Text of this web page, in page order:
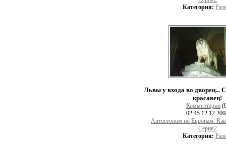
Категория:
Львы у входа во дворец...
красавец!
Комментарии
02:45
Автостопом по Европам.
Серия2
Категория: